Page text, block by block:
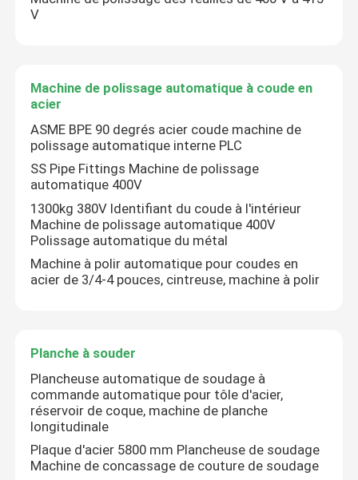
Contrôle de la qualité
Nous contacter
Les affaires
Machine de polissage de réservoirs
Machine de polissage de finition à plat
Machine de polonais de commande numérique par
V
Machine de polissage automatique à coude en
acier
ASME BPE 90 degrés acier coude machine de
polissage automatique interne PLC
SS Pipe Fittings Machine de polissage
automatique 400V
1300kg 380V Identifiant du coude à l'intérieur
Machine de polissage automatique 400V
Polissage automatique du métal
Machine à polir automatique pour coudes en
acier de 3/4-4 pouces, cintreuse, machine à polir
Planche à souder
Plancheuse automatique de soudage à
commande automatique pour tôle d'acier,
réservoir de coque, machine de planche
longitudinale
Plaque d'acier 5800 mm Plancheuse de soudage
Machine de concassage de couture de soudage